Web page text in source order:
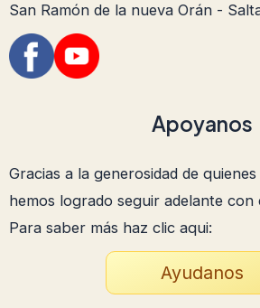
San Ramón de la nueva Orán -
Apoyanos
Gracias a la generosidad de
hemos logrado seguir adelante con
Para saber más haz clic aqui:
Ayudanos